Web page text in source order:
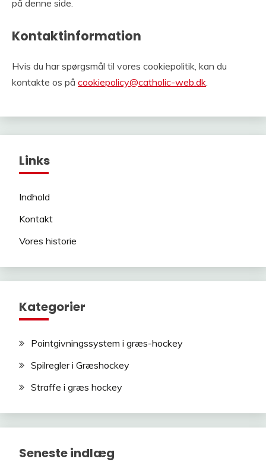
på denne side.
Kontaktinformation
Hvis du har spørgsmål til vores cookiepolitik, kan du
kontakte os på cookiepolicy@catholic-web.dk.
Links
Indhold
Kontakt
Vores historie
Kategorier
Pointgivningssystem i græs-hockey
Spilregler i Græshockey
Straffe i græs hockey
Seneste indlæg